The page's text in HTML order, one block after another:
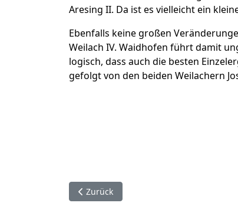
Aresing II. Da ist es vielleicht ein
Ebenfalls keine großen
Weilach IV. Waidhofen führt damit
logisch, dass auch die besten
gefolgt von den beiden Weilachern
Vorheriger Beitrag: 08. Schießtag RWK-
Zurück